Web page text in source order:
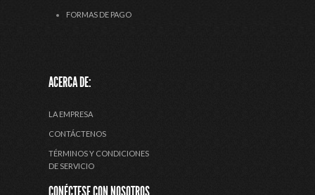
FORMAS DE PAGO
ACERCA DE:
LA EMPRESA
CONTÁCTENOS
TÉRMINOS Y CONDICIONES
DE SERVICIO
CONÉCTESE CON NOSOTROS